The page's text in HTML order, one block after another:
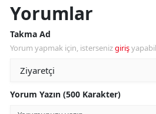
Yorumlar
Takma Ad
Yorum yapmak için, istersenizgiriş
Yorum Yazın (500 Karakter)